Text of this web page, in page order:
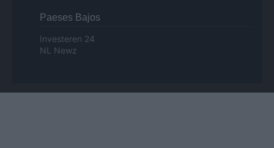
Paeses Bajos
Investeren 24
NL Newz